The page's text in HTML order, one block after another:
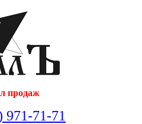
продаж
971-71-71